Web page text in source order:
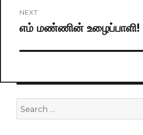
NEXT
Next
எம் மண்ணின் உழைப்பாளி!
Search
for: